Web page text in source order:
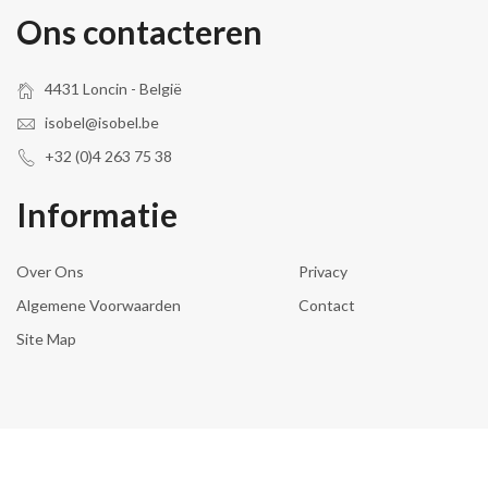
Ons contacteren
4431 Loncin - België
isobel@isobel.be
+32 (0)4 263 75 38
Informatie
Over Ons
Privacy
Algemene Voorwaarden
Contact
Site Map